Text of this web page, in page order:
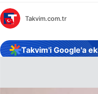
Takvim.com.tr
Takvim'i Google'a